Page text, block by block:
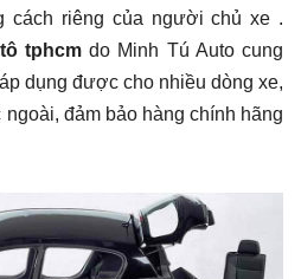
cách riêng của người chủ xe .
tphcm do Minh Tú Auto cung
dụng được cho nhiều dòng xe,
đảm bảo hàng chính hãng